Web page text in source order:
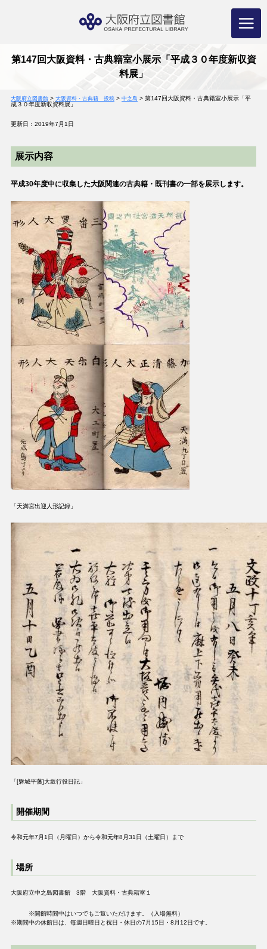
第147回大阪資料・古典籍室小展示「平成３０年度新収資
料展」
大阪府立図書館> 大阪資料・古典籍 投稿> 中之島 > 第147回大阪資料・古典籍室小展示「平
成３０年度新収資料展」
更新日：2019年7月1日
展示内容
平成30年度中に収集した大阪関連の古典籍・既刊書の一部を展示します。
「天満宮出迎人形記録」
「[磐城平藩]大坂行役日記」
開催期間
令和元年7月1日（月曜日）から令和元年8月31日（土曜日）まで
場所
大阪府立中之島図書館 3階 大阪資料・古典籍室１
※開館時間中はいつでもご覧いただけます。（入場無料）
※期間中の休館日は、毎週日曜日と祝日・休日の7月15日・8月12日です。